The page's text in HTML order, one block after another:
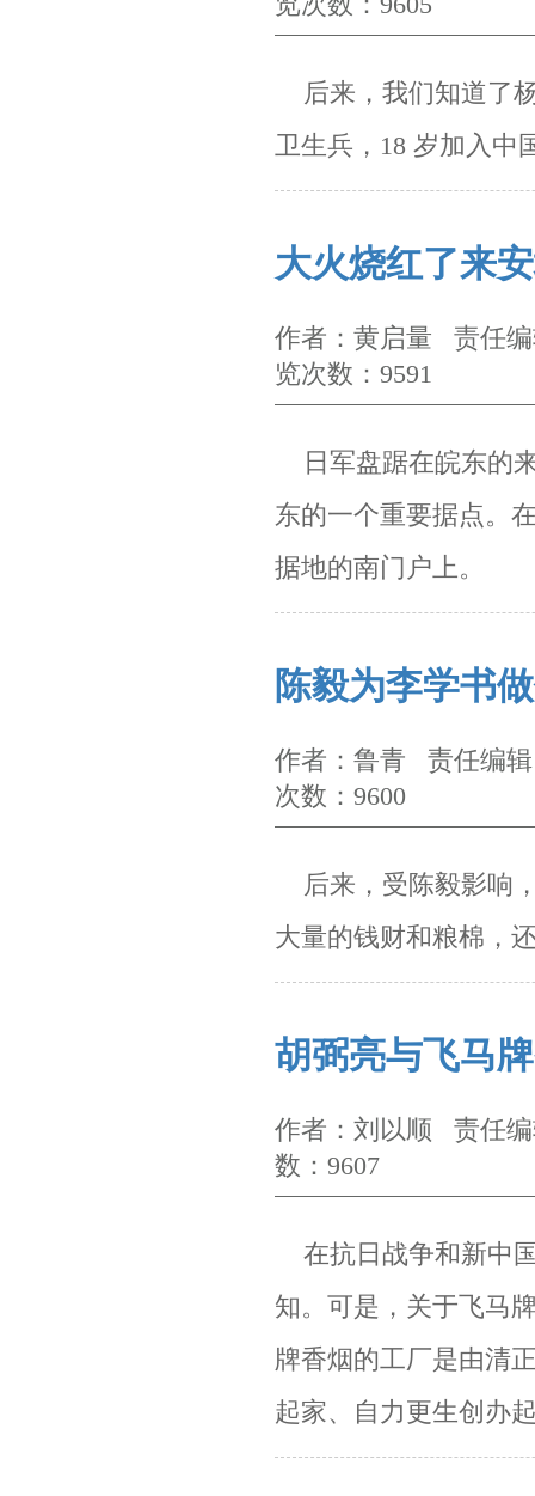
后来，我们知道了
卫生兵，18 岁加入中
大火烧红了来
作者：黄启量 责任
览次数：9591
日军盘踞在皖东的
东的一个重要据点。
据地的南门户上。
陈毅为李学书
作者：鲁青 责任编
次数：9600
后来，受陈毅影响
大量的钱财和粮棉，
胡弼亮与飞马
作者：刘以顺 责任
数：9607
在抗日战争和新中
知。可是，关于飞马
牌香烟的工厂是由清
起家、自力更生创办